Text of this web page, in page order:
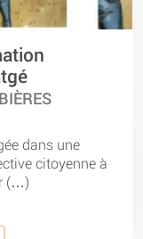
dans une
citoyenne à
(…)